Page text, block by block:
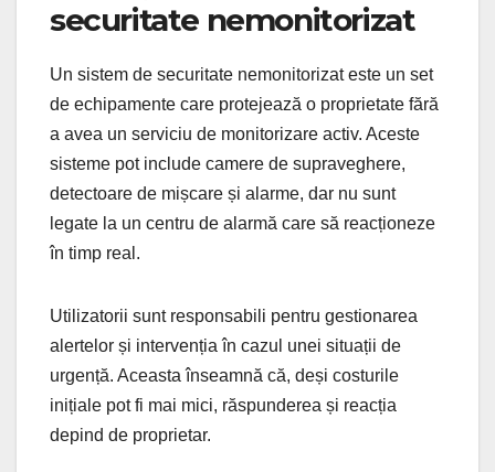
securitate nemonitorizat
Un sistem de securitate nemonitorizat este un set
de echipamente care protejează o proprietate fără
a avea un serviciu de monitorizare activ. Aceste
sisteme pot include camere de supraveghere,
detectoare de mișcare și alarme, dar nu sunt
legate la un centru de alarmă care să reacționeze
în timp real.
Utilizatorii sunt responsabili pentru gestionarea
alertelor și intervenția în cazul unei situații de
urgență. Aceasta înseamnă că, deși costurile
inițiale pot fi mai mici, răspunderea și reacția
depind de proprietar.